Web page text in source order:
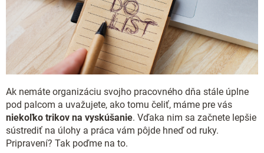
Ak nemáte organizáciu svojho pracovného dňa stále úplne
pod palcom a uvažujete, ako tomu čeliť, máme pre vás
niekoľko trikov na vyskúšanie. Vďaka nim sa začnete lepšie
sústrediť na úlohy a práca vám pôjde hneď od ruky.
Pripravení? Tak poďme na to.